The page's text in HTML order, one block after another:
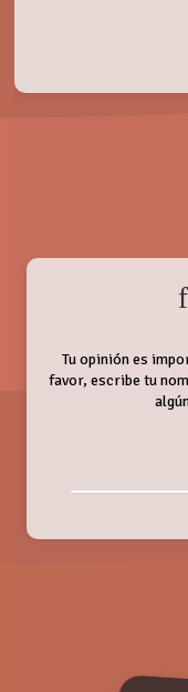
Tu opinión es
favor, escribe tu
Sábado, 29